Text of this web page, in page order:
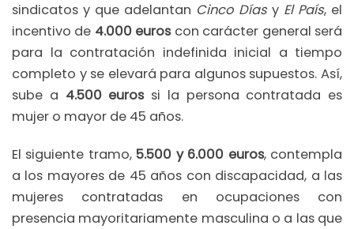
sindicatos y que adelantan Cinco Díasy El País, el
incentivo de 4.000 euros con carácter general será
para la contratación indefinida inicial a tiempo
completo y se elevará para algunos supuestos. Así,
sube a 4.500 euros si la persona contratada es
mujer o mayor de 45 años.
El siguiente tramo,5.500 y 6.000 euros, contempla
a los mayores de 45 años con discapacidad, a las
mujeres contratadas en ocupaciones con
presencia mayoritariamente masculina o a las que